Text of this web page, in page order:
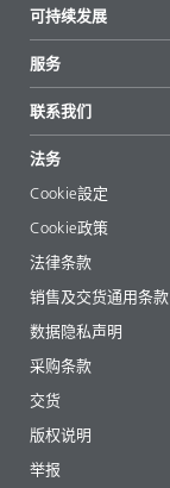
重点推荐
新闻
新闻和媒体
地区和分销商
展会和活动
可持续发展
可持续产品
成功案例
EcoVadis
认证
服务
起始配方
文章
电子书
法规事务
助剂指南 App
视频
下载
联系我们
法务
Cookie設定
Cookie政策
法律条款
销售及交货通用条款
数据隐私声明
采购条款
交货
版权说明
举报